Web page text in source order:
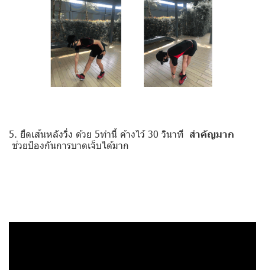
5. ยืดเส้นหลังวิ่ง ด้วย 5ท่านี้ ค้างไว้ 30 วินาที สำคัญมาก
ช่วยป้องกันการบาดเจ็บได้มาก